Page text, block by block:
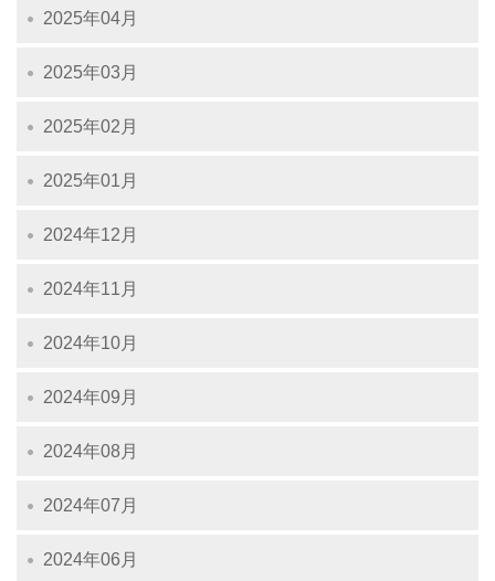
2025年04月
2025年03月
2025年02月
2025年01月
2024年12月
2024年11月
2024年10月
2024年09月
2024年08月
2024年07月
2024年06月